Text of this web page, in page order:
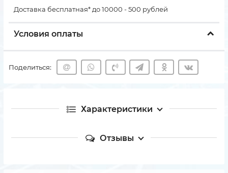
Доставка бесплатная* до 10000 - 500 рублей
Условия оплаты
Поделиться:
Характеристики
Отзывы